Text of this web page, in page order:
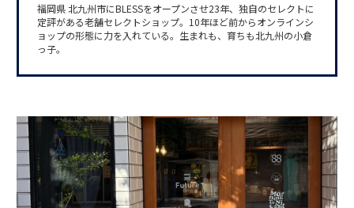
福岡県 北九州市にBLESSをオープンさせ23年、独自のセレクトに
定評がある老舗セレクトショップ。10年ほど前からオンラインシ
ョップの形態に力を入れている。生まれも、育ちも北九州の小倉
っ子。